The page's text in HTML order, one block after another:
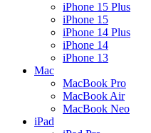
iPhone 15 Plus
iPhone 15
iPhone 14 Plus
iPhone 14
iPhone 13
Mac
MacBook Pro
MacBook Air
MacBook Neo
iPad